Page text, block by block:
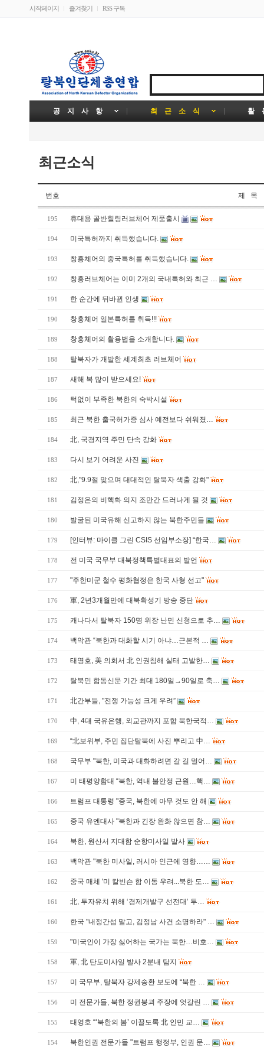
시작페이지 즐겨찾기 RSS 구독
공 지 사 항 최 근 소 식 활
최근소식
번호 제 목
195 휴대용 골반힐링러브체어 제품출시
194 미국특허까지 취득했습니다.
193 창흥체어의 중국특허를 취득했습니다.
192 창흥러브체어는 이미 2개의 국내특허와 최근 …
191 한 순간에 뒤바뀐 인생
190 창흥체어 일본특허를 취득!!!
189 창흥체어의 활용법을 소개합니다.
188 탈북자가 개발한 세계최초 러브체어
187 새해 복 많이 받으세요!
186 턱없이 부족한 북한의 숙박시설
185 최근 북한 출국허가증 심사 예전보다 쉬워졌…
184 北, 국경지역 주민 단속 강화
183 다시 보기 어려운 사진
182 北,"9.9절 맞으며 대대적인 탈북자 색출 강화"
181 김정은의 비핵화 의지 조만간 드러나게 될 것
180 발굴된 미국유해 신고하지 않는 북한주민들
179 [인터뷰: 마이클 그린 CSIS 선임부소장] “한국…
178 전 미국 국무부 대북정책특별대표의 발언
177 "주한미군 철수 평화협정은 한국 사형 선고"
176 軍, 2년3개월만에 대북확성기 방송 중단
175 캐나다서 탈북자 150명 위장 난민 신청으로 추…
174 백악관 “북한과 대화할 시기 아냐…근본적 …
173 태영호, 美 의회서 北 인권침해 실태 고발한…
172 탈북민 합동신문 기간 최대 180일→90일로 축…
171 北간부들, "전쟁 가능성 크게 우려”
170 中, 4대 국유은행, 외교관까지 포함 북한국적…
169 “北보위부, 주민 집단탈북에 사진 뿌리고 中…
168 국무부 "북한, 미국과 대화하려면 갈 길 멀어…
167 미 태평양함대 “북한, 역내 불안정 근원…핵…
166 트럼프 대통령 "중국, 북한에 아무 것도 안 해
165 중국 유엔대사 "북한과 긴장 완화 않으면 참…
164 북한, 원산서 지대함 순항미사일 발사
163 백악관 "북한 미사일, 러시아 인근에 영향……
162 중국 매체 '미 칼빈슨 함 이동 우려...북한 도…
161 北, 투자유치 위해 ‘경제개발구 선전대’ 투…
160 한국 "내정간섭 말고, 김정남 사건 소명하라" …
159 "미국인이 가장 싫어하는 국가는 북한…비호…
158 軍, 北 탄도미사일 발사 2분내 탐지
157 미 국무부, 탈북자 강제송환 보도에 “북한 …
156 미 전문가들, 북한 정권붕괴 주장에 엇갈린 …
155 태영호 “‘북한의 봄’ 이끌도록 北 인민 교…
154 북한인권 전문가들 "트럼프 행정부, 인권 문…